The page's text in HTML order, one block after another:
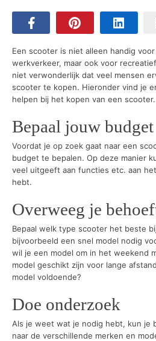
Een scooter is niet alleen handig
werkverkeer, maar ook voor
niet verwonderlijk dat veel mensen
scooter te kopen. Hieronder vind je
helpen bij het kopen van een scooter.
Bepaal jouw budget
Voordat je op zoek gaat naar een
budget te bepalen. Op deze manier
veel uitgeeft aan functies etc. aan
hebt.
Overweeg je
Bepaal welk type scooter het beste
bijvoorbeeld een snel model nodig
wil je een model om in het weekend
model geschikt zijn voor lange
model voldoende?
Doe onderzoek
Als je weet wat je nodig hebt, kun je
naar de verschillende merken en